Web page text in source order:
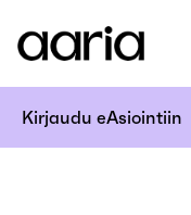
Kirjaudu eAsiointiin